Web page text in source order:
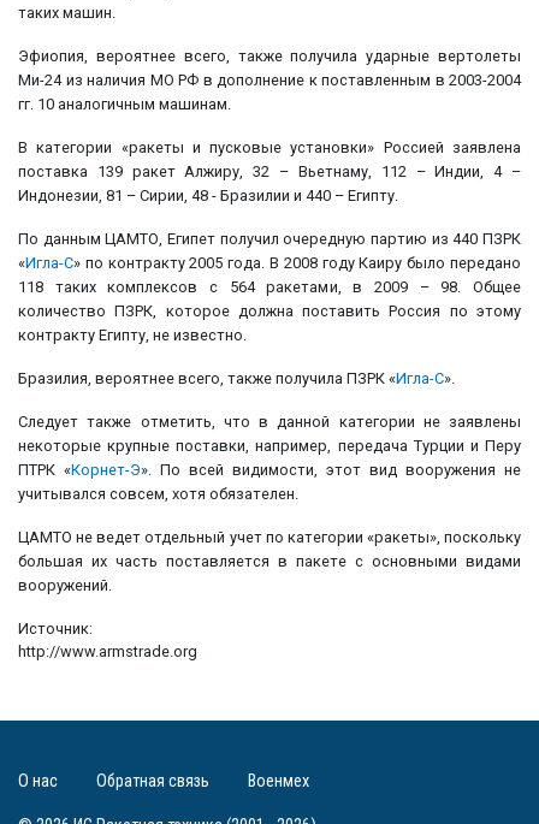
таких машин.
Эфиопия, вероятнее всего, также получила ударные вертолеты
Ми-24 из наличия МО РФ в дополнение к поставленным в 2003-2004
гг. 10 аналогичным машинам.
В категории «ракеты и пусковые установки» Россией заявлена
поставка 139 ракет Алжиру, 32 – Вьетнаму, 112 – Индии, 4 –
Индонезии, 81 – Сирии, 48 - Бразилии и 440 – Египту.
По данным ЦАМТО, Египет получил очередную партию из 440 ПЗРК
«Игла-С» по контракту 2005 года. В 2008 году Каиру было передано
118 таких комплексов с 564 ракетами, в 2009 – 98. Общее
количество ПЗРК, которое должна поставить Россия по этому
контракту Египту, не известно.
Бразилия, вероятнее всего, также получила ПЗРК «Игла-С».
Следует также отметить, что в данной категории не заявлены
некоторые крупные поставки, например, передача Турции и Перу
ПТРК «Корнет-Э». По всей видимости, этот вид вооружения не
учитывался совсем, хотя обязателен.
ЦАМТО не ведет отдельный учет по категории «ракеты», поскольку
большая их часть поставляется в пакете с основными видами
вооружений.
Источник:
http://www.armstrade.org
О нас Обратная связь Военмех